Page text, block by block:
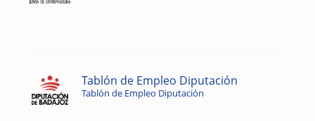
Tablón de Empleo Diputación
Tablón de Empleo Diputación